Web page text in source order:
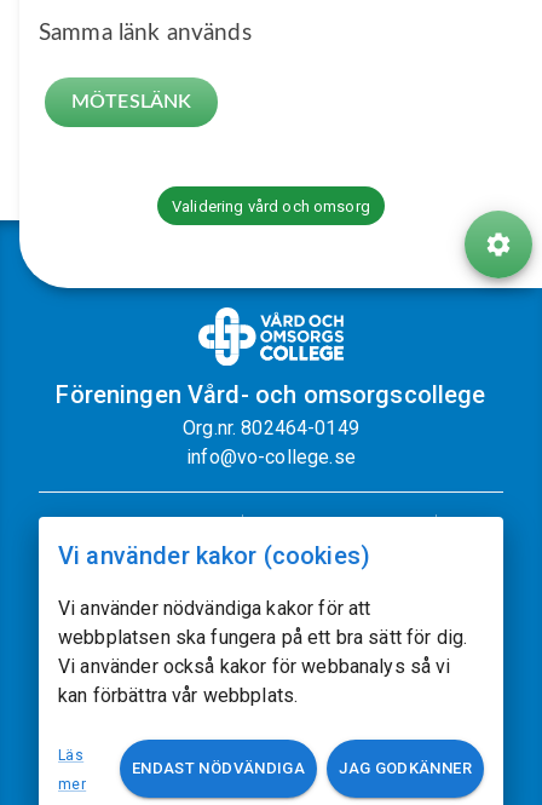
Samma länk används
MÖTESLÄNK
Validering vård och omsorg
Föreningen Vård- och omsorgscollege
Org.nr. 802464-0149
info@vo-college.se
Sajtkarta
Följ oss
Utvecklat av acczo.com
Vi använder kakor (cookies)
Vi använder nödvändiga kakor för att
webbplatsen ska fungera på ett bra sätt för dig.
Vi använder också kakor för webbanalys så vi
kan förbättra vår webbplats.
Läs
mer
ENDAST NÖDVÄNDIGA JAG GODKÄNNER